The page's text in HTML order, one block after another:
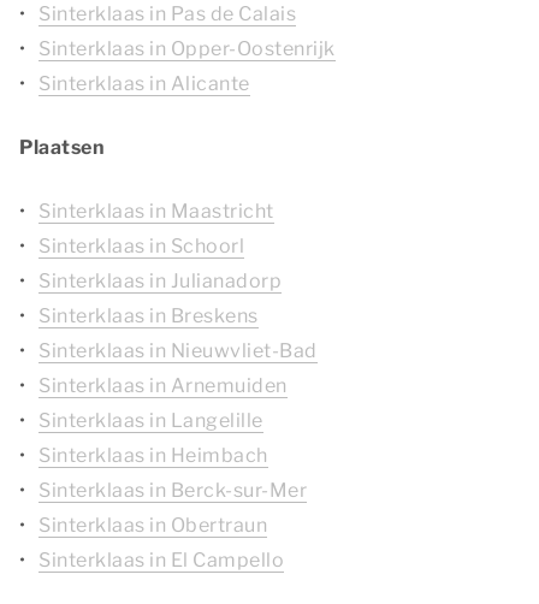
Sinterklaas in Pas de Calais
Sinterklaas in Opper-Oostenrijk
Sinterklaas in Alicante
Plaatsen
Sinterklaas in Maastricht
Sinterklaas in Schoorl
Sinterklaas in Julianadorp
Sinterklaas in Breskens
Sinterklaas in Nieuwvliet-Bad
Sinterklaas in Arnemuiden
Sinterklaas in Langelille
Sinterklaas in Heimbach
Sinterklaas in Berck-sur-Mer
Sinterklaas in Obertraun
Sinterklaas in El Campello